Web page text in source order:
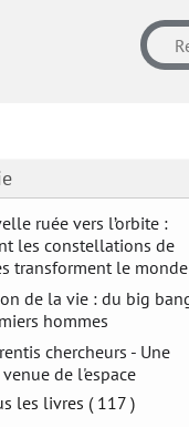
ruée vers l’orbite :
les constellations de
transforment le monde
de la vie : du big
hommes
chercheurs - Une
de l'espace
les livres ( 117 )